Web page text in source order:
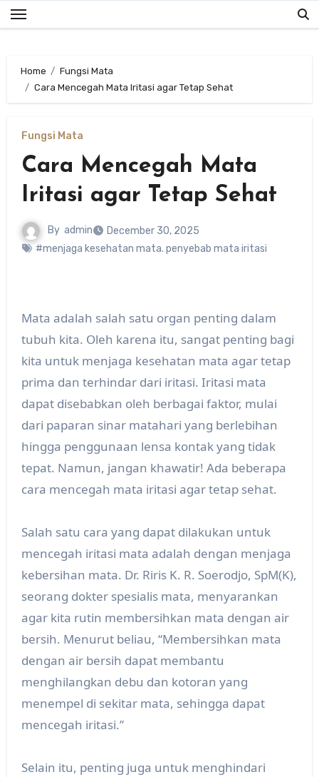
Skip
to
Home
Fungsi Mata
Cara Mencegah Mata Iritasi agar Tetap Sehat
Fungsi Mata
Cara Mencegah Mata
Iritasi agar Tetap Sehat
By admin
December 30, 2025
#menjaga kesehatan mata. penyebab mata iritasi
Mata adalah salah satu organ penting dalam
tubuh kita. Oleh karena itu, sangat penting bagi
kita untuk menjaga kesehatan mata agar tetap
prima dan terhindar dari iritasi. Iritasi mata
dapat disebabkan oleh berbagai faktor, mulai
dari paparan sinar matahari yang berlebihan
hingga penggunaan lensa kontak yang tidak
tepat. Namun, jangan khawatir! Ada beberapa
cara mencegah mata iritasi agar tetap sehat.
Salah satu cara yang dapat dilakukan untuk
mencegah iritasi mata adalah dengan menjaga
kebersihan mata. Dr. Riris K. R. Soerodjo, SpM(K),
seorang dokter spesialis mata, menyarankan
agar kita rutin membersihkan mata dengan air
bersih. Menurut beliau, “Membersihkan mata
dengan air bersih dapat membantu
menghilangkan debu dan kotoran yang
menempel di sekitar mata, sehingga dapat
mencegah iritasi.”
Selain itu, penting juga untuk menghindari